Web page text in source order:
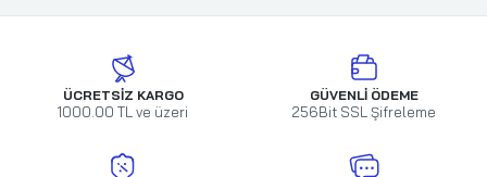
ÜCRETSIZ KARGO
1000.00 TL ve üzeri
GÜVENLI ÖDEME
256Bit SSL Şifreleme